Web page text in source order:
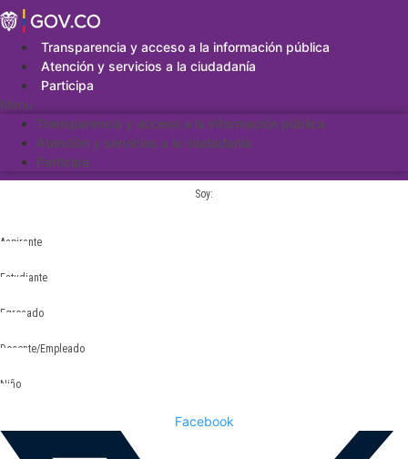
Saltar
al
contenidoTransparencia y acceso a la información pública
Atención y servicios a la ciudadanía
Participa
Menu
Transparencia y acceso a la información pública
Atención y servicios a la ciudadanía
Participa
Soy:
Aspirante
Estudiante
Egresado
Docente/Empleado
Niño
Facebook